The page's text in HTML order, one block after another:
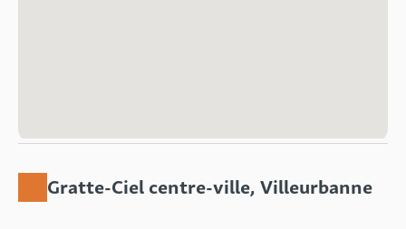
Gratte-Ciel centre-ville, Villeurbanne